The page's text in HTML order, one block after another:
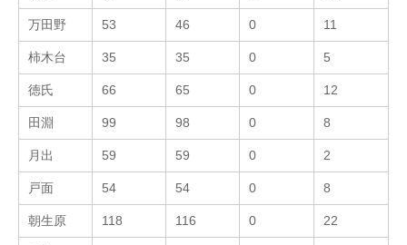
万田野 53 46 0 11
柿木台 35 35 0 5
徳氏 66 65 0 12
田淵 99 98 0 8
月出 59 59 0 2
戸面 54 54 0 8
朝生原 118 116 0 22